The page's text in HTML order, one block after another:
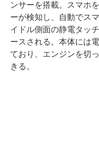
ンサーを搭載。スマホ
ーが検知し、自動でス
イドル側面の静電タッ
ースされる。本体には
ており、エンジンを切
きる。